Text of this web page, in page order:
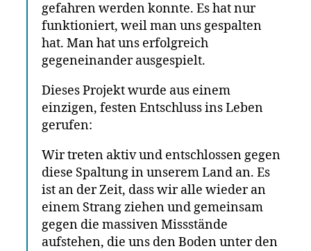
gefahren werden konnte. Es hat nur
funktioniert, weil man uns gespalten
hat. Man hat uns erfolgreich
gegeneinander ausgespielt.
Dieses Projekt wurde aus einem
einzigen, festen Entschluss ins Leben
gerufen:
Wir treten aktiv und entschlossen gegen
diese Spaltung in unserem Land an. Es
ist an der Zeit, dass wir alle wieder an
einem Strang ziehen und gemeinsam
gegen die massiven Missstände
aufstehen, die uns den Boden unter den